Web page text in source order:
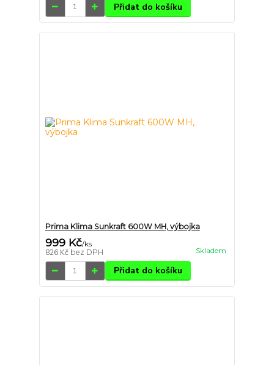
Přidat do košíku
Prima Klima Sunkraft 600W MH, výbojka
999 Kč/ks
826 Kč bez DPH Skladem
Přidat do košíku